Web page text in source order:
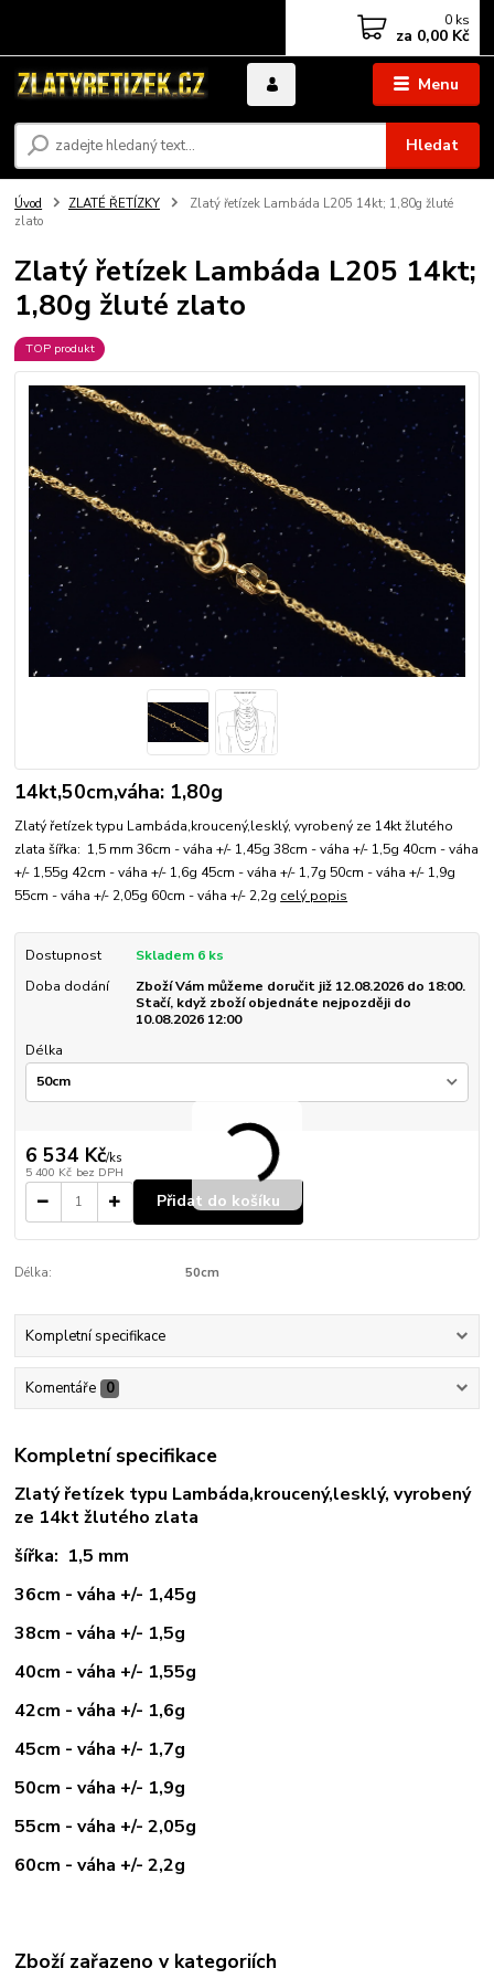
Menu
Hledat
0 ks
za 0,00 Kč
Úvod ZLATÉ ŘETÍZKY
Zlatý řetízek Lambáda L205 14kt; 1,80g žluté
zlato
Zlatý řetízek Lambáda L205 14kt;
1,80g žluté zlato
TOP produkt
14kt,50cm,váha: 1,80g
Zlatý řetízek typu Lambáda,kroucený,lesklý, vyrobený ze 14kt žlutého
zlata šířka: 1,5 mm 36cm - váha +/- 1,45g 38cm - váha +/- 1,5g 40cm - váha
+/- 1,55g 42cm - váha +/- 1,6g 45cm - váha +/- 1,7g 50cm - váha +/- 1,9g
55cm - váha +/- 2,05g 60cm - váha +/- 2,2g celý popis
Dostupnost
Skladem 6 ks
Doba dodání
Zboží Vám můžeme doručit již 12.08.2026 do 18:00.
Stačí, když zboží objednáte nejpozději do
10.08.2026 12:00
Délka
6 534 Kč/ks
5 400 Kč bez DPH
Přidat do košíku
Délka: 50cm
Kompletní specifikace
Komentáře 0
Kompletní specifikace
Zlatý řetízek typu Lambáda,kroucený,lesklý, vyrobený
ze 14kt žlutého zlata
šířka: 1,5 mm
36cm - váha +/- 1,45g
38cm - váha +/- 1,5g
40cm - váha +/- 1,55g
42cm - váha +/- 1,6g
45cm - váha +/- 1,7g
50cm - váha +/- 1,9g
55cm - váha +/- 2,05g
60cm - váha +/- 2,2g
Zboží zařazeno v kategoriích